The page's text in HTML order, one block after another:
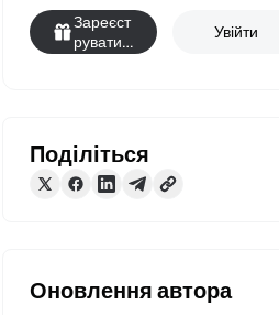
Зареєст
руватис
Увійти
Поділіться
Оновлення автора